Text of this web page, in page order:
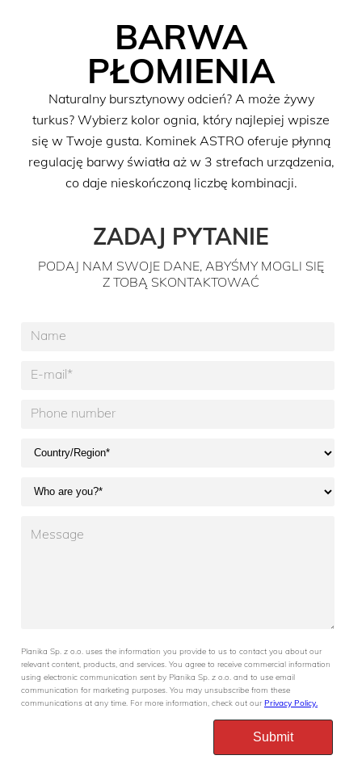
BARWA
PŁOMIENIA
Naturalny bursztynowy odcień? A może żywy
turkus? Wybierz kolor ognia, który najlepiej wpisze
się w Twoje gusta. Kominek ASTRO oferuje płynną
regulację barwy światła aż w 3 strefach urządzenia,
co daje nieskończoną liczbę kombinacji.
ZADAJ PYTANIE
PODAJ NAM SWOJE DANE, ABYŚMY MOGLI SIĘ
Z TOBĄ SKONTAKTOWAĆ
Planika Sp. z o.o. uses the information you provide to us to contact you about our
relevant content, products, and services. You agree to receive commercial information
using electronic communication sent by Planika Sp. z o.o. and to use email
communication for marketing purposes. You may unsubscribe from these
communications at any time. For more information, check out our Privacy Policy.